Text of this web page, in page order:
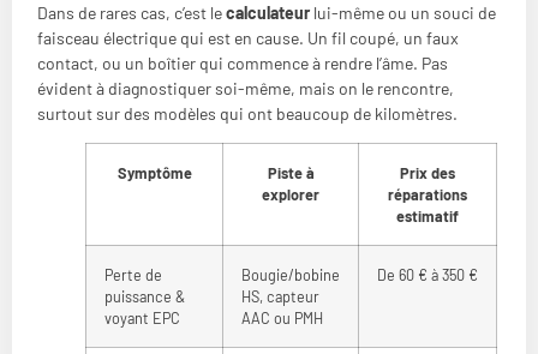
Dans de rares cas, c’est lecalculateur lui-même ou un souci de
faisceau électrique qui est en cause. Un fil coupé, un faux
contact, ou un boîtier qui commence à rendre l’âme. Pas
évident à diagnostiquer soi-même, mais on le rencontre,
surtout sur des modèles qui ont beaucoup de kilomètres.
Symptôme
Piste à
explorer
Prix des
réparations
estimatif
Perte de
puissance &
voyant EPC
Bougie/bobine
HS, capteur
AAC ou PMH
De 60 € à 350 €